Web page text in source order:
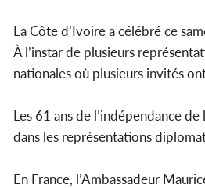
La Côte d’Ivoire a célébré ce
À l’instar de plusieurs
nationales où plusieurs invités
Les 61 ans de l’indépendance
dans les représentations
En France, l’Ambassadeur